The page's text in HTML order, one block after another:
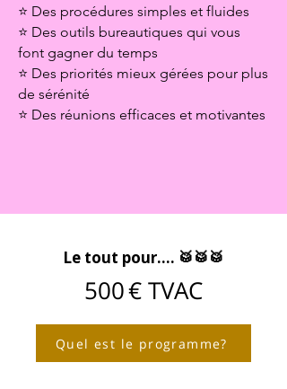
⭐ Des procédures simples et fluides
⭐ Des outils bureautiques qui vous
font gagner du temps
⭐ Des priorités mieux gérées pour plus
de sérénité
⭐ Des réunions efficaces et motivantes
Le tout pour.... 🥁🥁🥁
500 € TVAC
Quel est le programme?